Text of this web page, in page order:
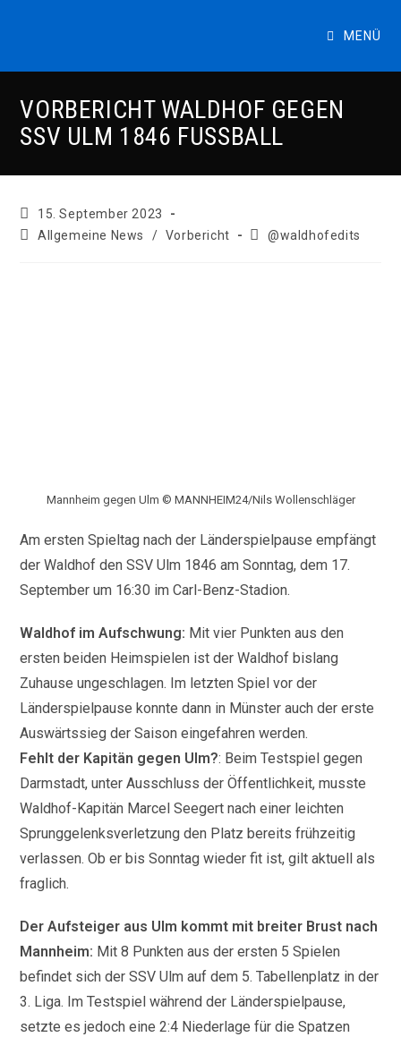
MENÜ
VORBERICHT WALDHOF GEGEN
SSV ULM 1846 FUSSBALL
Beitrag
veröffentlicht:
15. September 2023
Beitrags-
Allgemeine News / Vorbericht
Beitrags-
@waldhofedits
Mannheim gegen Ulm © MANNHEIM24/Nils Wollenschläger
Am ersten Spieltag nach der Länderspielpause empfängt
der Waldhof den SSV Ulm 1846 am Sonntag, dem 17.
September um 16:30 im Carl-Benz-Stadion.
Waldhof im Aufschwung: Mit vier Punkten aus den
ersten beiden Heimspielen ist der Waldhof bislang
Zuhause ungeschlagen. Im letzten Spiel vor der
Länderspielpause konnte dann in Münster auch der erste
Auswärtssieg der Saison eingefahren werden.
Fehlt der Kapitän gegen Ulm?: Beim Testspiel gegen
Darmstadt, unter Ausschluss der Öffentlichkeit, musste
Waldhof-Kapitän Marcel Seegert nach einer leichten
Sprunggelenksverletzung den Platz bereits frühzeitig
verlassen. Ob er bis Sonntag wieder fit ist, gilt aktuell als
fraglich.
Der Aufsteiger aus Ulm kommt mit breiter Brust nach
Mannheim: Mit 8 Punkten aus der ersten 5 Spielen
befindet sich der SSV Ulm auf dem 5. Tabellenplatz in der
3. Liga. Im Testspiel während der Länderspielpause,
setzte es jedoch eine 2:4 Niederlage für die Spatzen